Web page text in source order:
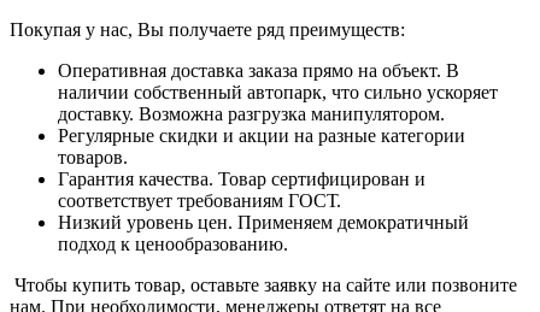
Покупая у нас, Вы получаете ряд преимуществ:
Оперативная доставка заказа прямо на объект. В
наличии собственный автопарк, что сильно ускоряет
доставку. Возможна разгрузка манипулятором.
Регулярные скидки и акции на разные категории
товаров.
Гарантия качества. Товар сертифицирован и
соответствует требованиям ГОСТ.
Низкий уровень цен. Применяем демократичный
подход к ценообразованию.
Чтобы купить товар, оставьте заявку на сайте или позвоните
нам. При необходимости, менеджеры ответят на все